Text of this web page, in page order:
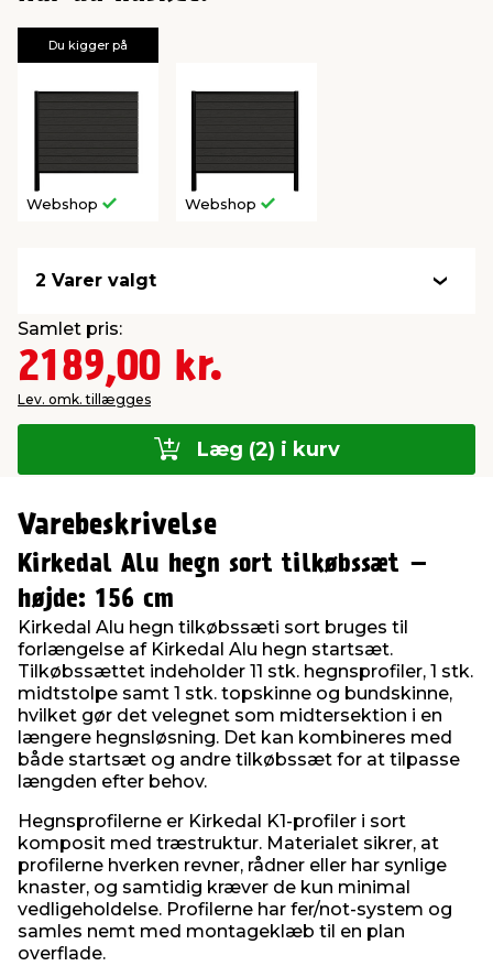
Du kigger på
Webshop Webshop
2 Varer valgt
Samlet pris:
2189,00 kr.
Lev. omk. tillægges
Læg (2) i kurv
Varebeskrivelse
Kirkedal Alu hegn sort tilkøbssæt –
højde: 156 cm
Kirkedal Alu hegn tilkøbssæti sort bruges til
forlængelse af Kirkedal Alu hegn startsæt.
Tilkøbssættet indeholder 11 stk. hegnsprofiler, 1 stk.
midtstolpe samt 1 stk. topskinne og bundskinne,
hvilket gør det velegnet som midtersektion i en
længere hegnsløsning. Det kan kombineres med
både startsæt og andre tilkøbssæt for at tilpasse
længden efter behov.
Hegnsprofilerne er Kirkedal K1-profiler i sort
komposit med træstruktur. Materialet sikrer, at
profilerne hverken revner, rådner eller har synlige
knaster, og samtidig kræver de kun minimal
vedligeholdelse. Profilerne har fer/not-system og
samles nemt med montageklæb til en plan
overflade.